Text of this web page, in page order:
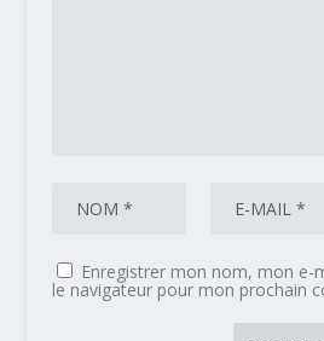
Enregistrer mon nom, mon e-
le navigateur pour mon prochain